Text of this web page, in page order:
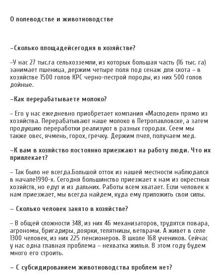
О полеводстве и животноводстве
–Сколько площадейсегодня в хозяйстве?
–У нас 27 тыс.га сельхозземли, из которых большая часть (16 тыс. га)
занимает пшеница, держим четыре поля под сенаж для скота – в
хозяйстве 1500 голов КРС черно-пестрой породы, из них 500 голов
дойные.
–Как перерабатываете молоко?
– Его у нас ежедневно приобретает компания «Маслодел» прямо из
хозяйства. Перерабатывают наше молоко в Петропавловске, а затем
продукцию переработки реализуют в разных городах. Сеем мы
также овес, ячмень, горох, гречку. Держим пчел, получаем мед.
–К вам в хозяйство постоянно приезжают на работу люди. Что их
привлекает?
– Так было не всегда.Большой отток из нашей местности наблюдался
в начале1990-х. Сегодня большинство приезжает к нам из окрестных
хозяйств, но едут и из дальних. Работы всем хватает. Если человек к
нам приезжает, мы всегда найдем, куда ему приложить свои силы.
– Сколько человек занято в хозяйстве?
– В общей сложности 348, из них 46 механизаторов, трудятся повара,
агрономы, бригадиры, доярки, телятницы, ветврачи. А живет в селе
1300 человек, из них 225 пенсионеров. В школе 168 учеников. Сейчас
у нас одна главная проблема – нехватка жилья. В этом году будем
много его строить.
– С субсидированием животноводства проблем нет?